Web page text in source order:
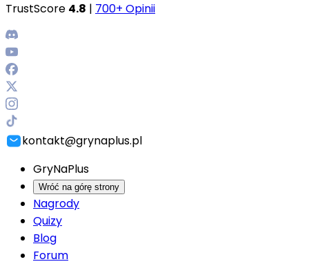
TrustScore 4.8 | 700+ Opinii
kontakt@grynaplus.pl
GryNaPlus
Wróć na górę strony
Nagrody
Quizy
Blog
Forum